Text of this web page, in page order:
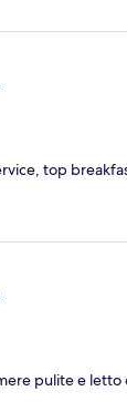
top
pulite e letto